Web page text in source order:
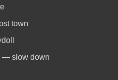
town
— slow down